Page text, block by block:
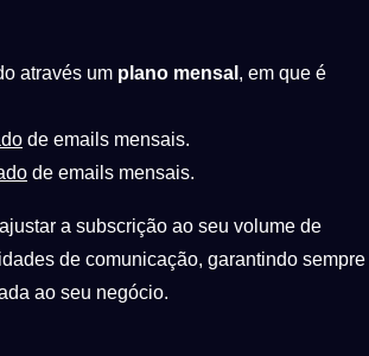
através um plano mensal , em que é
de emails mensais.
de emails mensais.
a subscrição ao seu volume de
de comunicação, garantindo sempre
ao seu negócio.